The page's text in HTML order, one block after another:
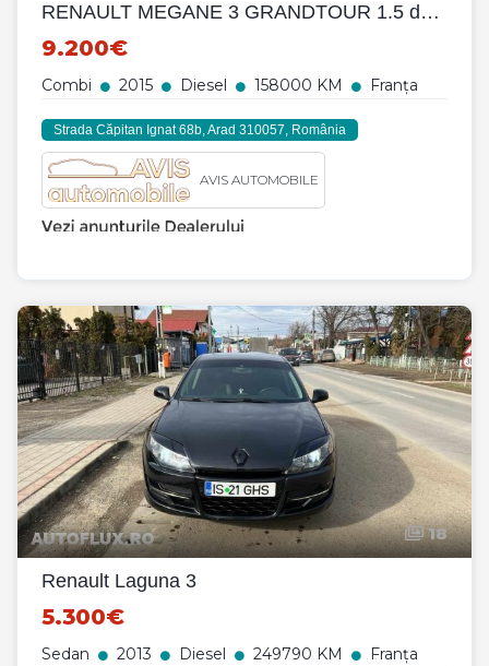
RENAULT MEGANE 3 GRANDTOUR 1.5 dCI BOSE EDITION AUTOMAT
9.200€
Combi 2015 Diesel 158000 KM Franța
Strada Căpitan Ignat 68b, Arad 310057, România
AVIS AUTOMOBILE
18
Renault Laguna 3
5.300€
Sedan 2013 Diesel 249790 KM Franța